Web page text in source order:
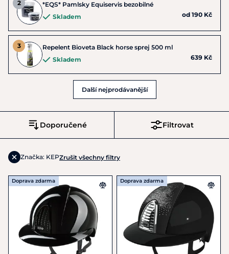
*EQS* Pamlsky Equiservis bezobilné
Skladem
od 190 Kč
Repelent Bioveta Black horse sprej 500 ml
Skladem
639 Kč
Další nejprodávanější
Filtrovat
Doporučené
Značka: KEPZrušit všechny filtry
Doprava zdarma Doprava zdarma